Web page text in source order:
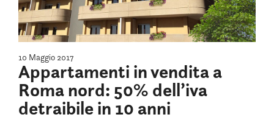
10 Maggio 2017
Appartamenti in vendita a
Roma nord: 50% dell’iva
detraibile in 10 anni